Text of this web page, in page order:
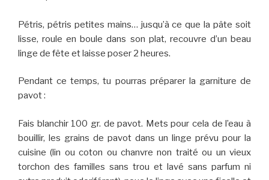
Pétris, pétris petites mains… jusqu’à ce que la pâte soit
lisse, roule en boule dans son plat, recouvre d’un beau
linge de fête et laisse poser 2 heures.
Pendant ce temps, tu pourras préparer la garniture de
pavot :
Fais blanchir 100 gr. de pavot. Mets pour cela de l’eau à
bouillir, les grains de pavot dans un linge prévu pour la
cuisine (lin ou coton ou chanvre non traité ou un vieux
torchon des familles sans trou et lavé sans parfum ni